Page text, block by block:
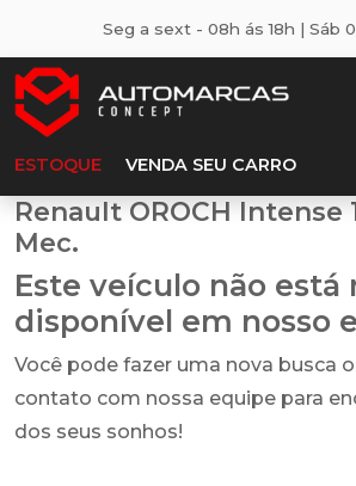
Seg a sext - 08h ás 18h | Sáb
ESTOQUE VENDA SEU CARRO
Renault OROCH Intense
Mec.
Este veículo não está
disponível em nosso
Você pode fazer uma nova busca
contato com nossa equipe para
dos seus sonhos!